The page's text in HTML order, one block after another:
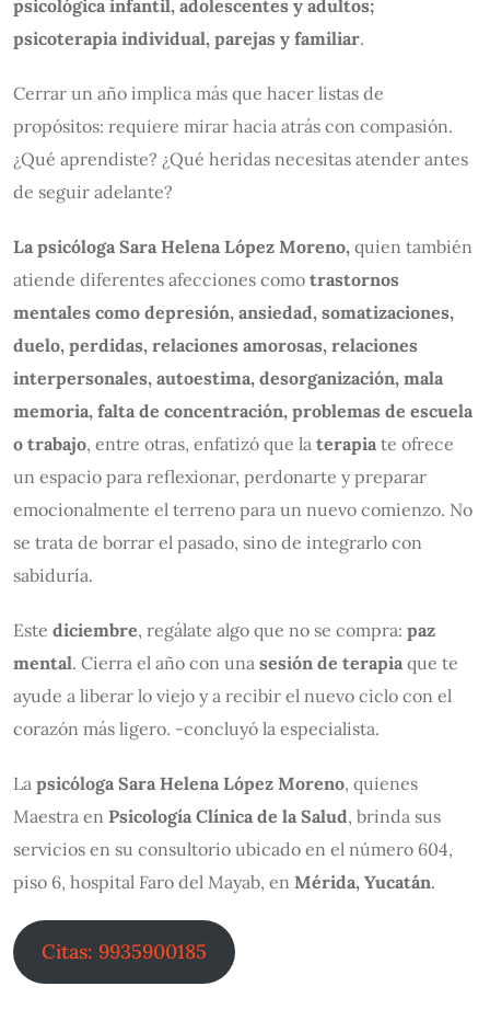
psicológica infantil, adolescentes y adultos;
psicoterapia individual, parejas y familiar.
Cerrar un año implica más que hacer listas de
propósitos: requiere mirar hacia atrás con compasión.
¿Qué aprendiste? ¿Qué heridas necesitas atender antes
de seguir adelante?
La psicóloga Sara Helena López Moreno, quien también
atiende diferentes afecciones como trastornos
mentales como depresión, ansiedad, somatizaciones,
duelo, perdidas, relaciones amorosas, relaciones
interpersonales, autoestima, desorganización, mala
memoria, falta de concentración, problemas de escuela
o trabajo, entre otras, enfatizó que la terapia te ofrece
un espacio para reflexionar, perdonarte y preparar
emocionalmente el terreno para un nuevo comienzo. No
se trata de borrar el pasado, sino de integrarlo con
sabiduría.
Este diciembre, regálate algo que no se compra: paz
mental. Cierra el año con una sesión de terapia que te
ayude a liberar lo viejo y a recibir el nuevo ciclo con el
corazón más ligero. -concluyó la especialista.
La psicóloga Sara Helena López Moreno, quienes
Maestra en Psicología Clínica de la Salud, brinda sus
servicios en su consultorio ubicado en el número 604,
piso 6, hospital Faro del Mayab, en Mérida, Yucatán.
Citas: 9935900185